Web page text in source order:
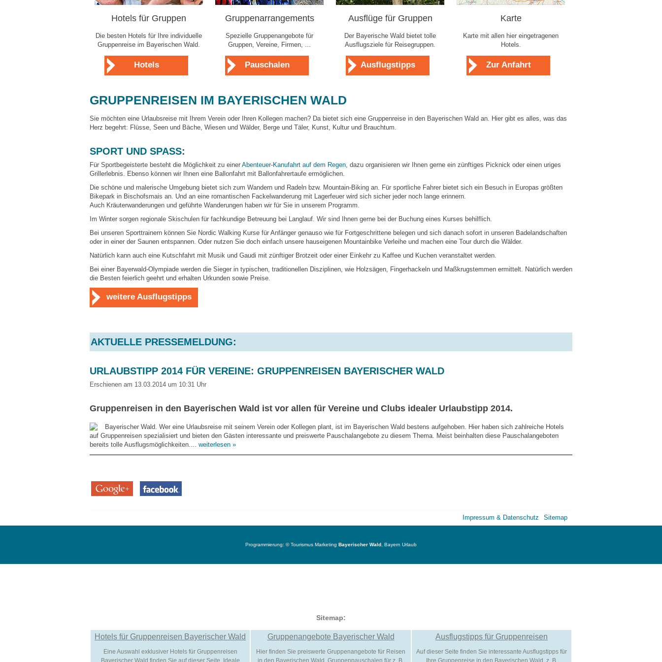
Hotels für Gruppen
Die besten Hotels für Ihre individuelle
Gruppenreise im Bayerischen Wald.
Hotels
Gruppenarrangements
Spezielle Gruppenangebote für
Gruppen, Vereine, Firmen, ...
Pauschalen
Ausflüge für Gruppen
Der Bayerische Wald bietet tolle
Ausflugsziele für Reisegruppen.
Ausflugstipps
Karte
Karte mit allen hier eingetragenen
Hotels.
Zur Anfahrt
GRUPPENREISEN IM BAYERISCHEN WALD
Sie möchten eine Urlaubsreise mit Ihrem Verein oder Ihren Kollegen machen? Da bietet sich eine Gruppenreise in den Bayerischen Wald an. Hier gibt es alles, was das
Herz begehrt: Flüsse, Seen und Bäche, Wiesen und Wälder, Berge und Täler, Kunst, Kultur und Brauchtum.
SPORT UND SPASS:
Für Sportbegeisterte besteht die Möglichkeit zu einer Abenteuer-Kanufahrt auf dem Regen, dazu organisieren wir Ihnen gerne ein zünftiges Picknick oder einen uriges
Grillerlebnis. Ebenso können wir Ihnen eine Ballonfahrt mit Ballonfahrertaufe ermöglichen.
Die schöne und malerische Umgebung bietet sich zum Wandern und Radeln bzw. Mountain-Biking an. Für sportliche Fahrer bietet sich ein Besuch in Europas größten
Bikepark in Bischofsmais an. Und an eine romantischen Fackelwanderung mit Lagerfeuer wird sich sicher jeder noch lange erinnern.
Auch Kräuterwanderungen und geführte Wanderungen haben wir für Sie in unserem Programm.
Im Winter sorgen regionale Skischulen für fachkundige Betreuung bei Langlauf. Wir sind Ihnen gerne bei der Buchung eines Kurses behilflich.
Bei unseren Sporttrainern können Sie Nordic Walking Kurse für Anfänger genauso wie für Fortgeschrittene belegen und sich danach sofort in unseren Badelandschaften
oder in einer der Saunen entspannen. Oder nutzen Sie doch einfach unsere hauseigenen Mountainbike Verleihe und machen eine Tour durch die Wälder.
Natürlich kann auch eine Kutschfahrt mit Musik und Gaudi mit zünftiger Brotzeit oder einer Einkehr zu Kaffee und Kuchen veranstaltet werden.
Bei einer Bayerwald-Olympiade werden die Sieger in typischen, traditionellen Disziplinen, wie Holzsägen, Fingerhackeln und Maßkrugstemmen ermittelt. Natürlich werden
die Besten feierlich geehrt und erhalten Urkunden sowie Preise.
weitere Ausflugstipps
AKTUELLE PRESSEMELDUNG:
URLAUBSTIPP 2014 FÜR VEREINE: GRUPPENREISEN BAYERISCHER WALD
Erschienen am 13.03.2014 um 10:31 Uhr
Gruppenreisen in den Bayerischen Wald ist vor allen für Vereine und Clubs idealer Urlaubstipp 2014.
Bayerischer Wald. Wer eine Urlaubsreise mit seinem Verein oder Kollegen plant, ist im Bayerischen Wald bestens aufgehoben. Hier haben sich zahlreiche Hotels
auf Gruppenreisen spezialisiert und bieten den Gästen interessante und preiswerte Pauschalangebote zu diesem Thema. Meist beinhalten diese Pauschalangeboten
bereits tolle Ausflugsmöglichkeiten.... weiterlesen »
Impressum & Datenschutz Sitemap
Programmierung: ©Tourismus Marketing Bayerischer Wald Bayern Urlaub
Sitemap:
Hotels für Gruppenreisen Bayerischer Wald
Eine Auswahl exklusiver Hotels für Gruppenreisen
Bayerischer Wald finden Sie auf dieser Seite. Ideale
Gruppenangebote Bayerischer Wald
Hier finden Sie preiswerte Gruppenangebote für Reisen
in den Bayerischen Wald. Gruppenpauschalen für z. B.
Ausflugstipps für Gruppenreisen
Auf dieser Seite finden Sie interessante Ausflugstipps für
Ihre Gruppenreise in den Bayerischen Wald, z. B.